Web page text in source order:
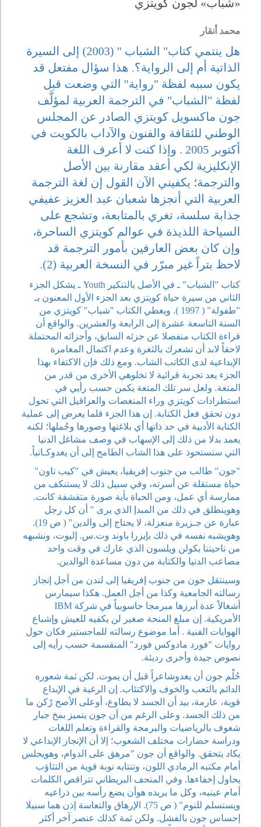
«شباب» لجون كويتزي
محمد أنقار
هل ينتمي كتاب" الشباب " (2003) إلى السيرة
الذاتية أم إلى الرواية؟. هذا سؤال مفتعل قد
يكون سببه لفظة "رواية" التي وضعت قبل
لفظة "الشباب" في الترجمة العربية لمؤلَّف
جون ماكسويل كويتزي الصادر عن المجلس
الوطني للثقافة والفنون والآداب بالكويت في
أكتوبر 2005 . وإذا كنت لا أعرف اللغة
الإنكليزية لكي أعقد مقارنة بين الأصل
والترجمة؛ يكفيني الآن القول إن لغة الترجمة
العربية التي أنجزها شعبان عبد العزيز عفيفي
جذابة سلسة، تغري بالمتابعة، وتشجع على
السياحة اللذيذة في عوالم كويتزي الساحرة،
وإن كان بعض العارفين بأمور الترجمة قد
لاحظ بتراً غير مبرّر في النسخة العربية (2).
كتاب "الشباب" ـ في الأصل بالتنكير Youth ـ يشكل الجزء
الثاني من سيرة حياة كويتزي بعد الجزء الأول المعنون بـ
"طفولة" ( 1997 ). ويغطي الكتاب "شباب" كويتزي من
السنة التاسعة عشرة إلى الرابعة والعشرين. والواقع أن
قراءة الكتاب منفصلا عن جزئه السابق، وأجزائه المحتملة
لاحقاً لابد أن تشعرك بالثغرة وعدم اكتمال المغامرة
الإبداعية لدى الكاتب الشاب. ومع ذلك فإن الاكتفاء بهذا
الجزء يعد تجربة قرائية لا تخلوهي الأخرى من قدر من
المتعة. ولعل سر تلك المتعة يكمن حسب رأيي في
استطرادات كويتزي وراء المنغصات والعراقيل التي تحول
دون تحقق فعل الكتابة. إن هذا الجزء قلما يعرض إلى عملية
الكتابة الأدبية في حد ذاتها أي بلاغتها وصورها وجُملها؛ لكنه
يعمد بدلا من ذلك إلى الإسهاب في وصف مشاغل الدنيا
التي ستستحوذ على هذا الشاب الطامح إلى أن يغدوكـاتباً.
"جون" طالب من جنوب إفريقيا، يعيش في "كيب تاون"
حياة مستقلة عن أسرته، وفي سبيل ذلك لا يستنكف من
ممارسة أي عمل، ومن الحياة بأية صورة متقشفة كانت.
وهوينطلق في ذلك من المبدإ الذي يرى " أن كل رجل
عبارة عن جـزيرة منعزلة، لا يحتاج إلى والدين" ( ص 19).
وهويشبه نفسه في ذلك بإيزرا باوند وت.س. إليوت، ونشبهه
من ناحيتنا بكولن ويلسون الذي عارك في وقت واحد
مصاعب الدنيا والكتابة من دون مساعدة الوالدين.
وسينتقل جون من جنوب إفريقيا إلى لندن من أجل إنجاز
رسالته الجامعية وكذا من أجل العمل. هكذا سيمارس
أشغالاً عدة أبرزها مبرمجا حاسوبياً في شركة IBM
الأمريكية. إن مبلغ المنحة صغير لن يكفيه للعيش وإشباع
الهوايات الفنية . أما موضوع رسالته للماجستير فكان حول
روايات "فورد مادوكس فورد" المنقسمة حسب رأيه إلى
نصوص جيدة وأخرى رديئة.
حُلْم جون أن يغدوشاعراً قبل أن يموت. لكن ثمة شعوره
الدائم بالتعب والخوف والاكتئاب. إن الرغبة في الإبداع
قوية، عارمة، بيد أن الجسد لا يطاوع، أوعلى الأصح رُكن ما
من ذلك الجسد. وعلى الرغم من أن جون يتميز بمخ جبار
شغوف بالرياضيات والبرمجة والقراءة وتعلم اللغات
ودراسة حضارات مختلف الشعوب؛ إلا أن الإنجاز الإبداعي لا
يكاد يتحقق. والواقع أن جون "مرهق على الدوام، وهويجلس
أمام مكتبه الرمادي اللون، وتنتابه نوبة قوية من التثاؤب
يحاول إخفاءها. وفي المتحف البريطاني تتراقص الكلمات
أمام عينيه، وكل ما يريده هوأن يضع رأسه بين ذراعيه
ويستسلم للنوم" ( ص 75). الإرهاق والتعاسة إذن هما سبيلا
إحساس جون بالفشل. ولكن ثمة كذلك عنصر آخر أكثر